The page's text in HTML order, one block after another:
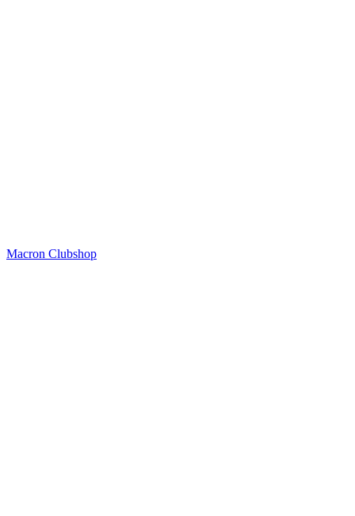
Macron Clubshop